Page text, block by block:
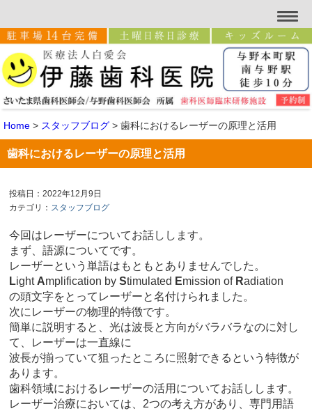
Home > スタッフブログ > 歯科におけるレーザーの原理と活用
歯科におけるレーザーの原理と活用
投稿日：2022年12月9日
カテゴリ： スタッフブログ
今回はレーザーについてお話しします。
まず、語源についてです。
レーザーという単語はもともとありませんでした。
Light Amplification byStimulated Emission of Radiation
の頭文字をとってレーザーと名付けられました。
次にレーザーの物理的特徴です。
簡単に説明すると、光は波長と方向がバラバラなのに対し
て、レーザーは一直線に
波長が揃っていて狙ったところに照射できるという特徴が
あります。
歯科領域におけるレーザーの活用についてお話しします。
レーザー治療においては、2つの考え方があり、専門用語